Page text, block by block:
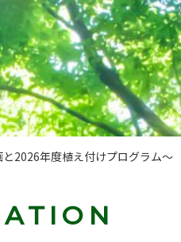
2026年度植え付けプログラム～